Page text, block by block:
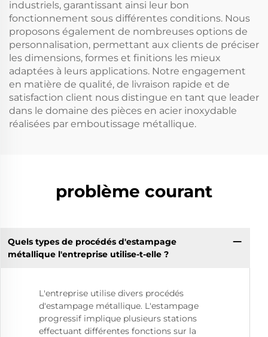
industriels, garantissant ainsi leur bon
fonctionnement sous différentes conditions. Nous
proposons également de nombreuses options de
personnalisation, permettant aux clients de préciser
les dimensions, formes et finitions les mieux
adaptées à leurs applications. Notre engagement
en matière de qualité, de livraison rapide et de
satisfaction client nous distingue en tant que leader
dans le domaine des pièces en acier inoxydable
réalisées par emboutissage métallique.
problème courant
Quels types de procédés d'estampage
métallique l'entreprise utilise-t-elle ?
L'entreprise utilise divers procédés
d'estampage métallique. L'estampage
progressif implique plusieurs stations
effectuant différentes fonctions sur la